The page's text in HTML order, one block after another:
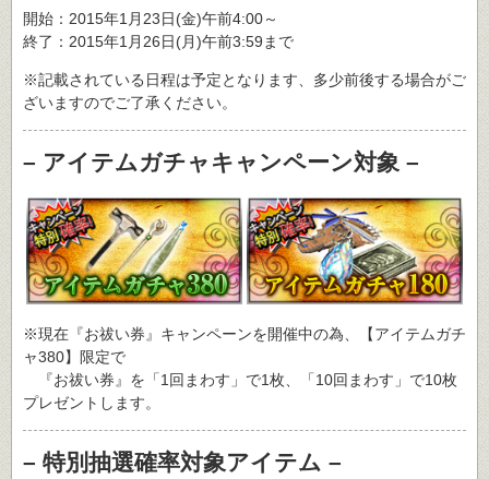
開始：2015年1月23日(金)午前4:00～
終了：2015年1月26日(月)午前3:59まで
※記載されている日程は予定となります、多少前後する場合がご
ざいますのでご了承ください。
– アイテムガチャキャンペーン対象 –
※現在『お祓い券』キャンペーンを開催中の為、【アイテムガチ
ャ380】限定で
『お祓い券』を「1回まわす」で1枚、「10回まわす」で10枚
プレゼントします。
– 特別抽選確率対象アイテム –